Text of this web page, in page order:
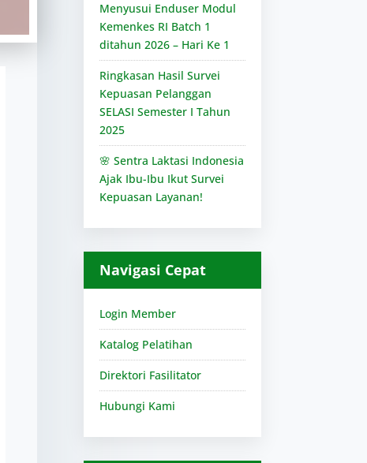
Menyusui Enduser Modul
Kemenkes RI Batch 1
ditahun 2026 – Hari Ke 1
Ringkasan Hasil Survei
Kepuasan Pelanggan
SELASI Semester I Tahun
2025
🌸 Sentra Laktasi Indonesia
Ajak Ibu-Ibu Ikut Survei
Kepuasan Layanan!
Navigasi Cepat
Login Member
Katalog Pelatihan
Direktori Fasilitator
Hubungi Kami